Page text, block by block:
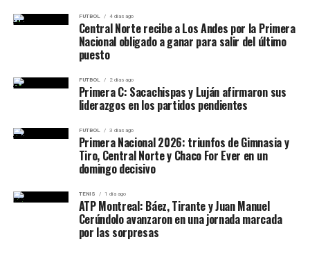
FUTBOL 4 días ago
Central Norte recibe a Los Andes por la Primera
Nacional obligado a ganar para salir del último
puesto
FUTBOL 2 días ago
Primera C: Sacachispas y Luján afirmaron sus
liderazgos en los partidos pendientes
FUTBOL 3 días ago
Primera Nacional 2026: triunfos de Gimnasia y
Tiro, Central Norte y Chaco For Ever en un
domingo decisivo
TENIS 1 día ago
ATP Montreal: Báez, Tirante y Juan Manuel
Cerúndolo avanzaron en una jornada marcada
por las sorpresas